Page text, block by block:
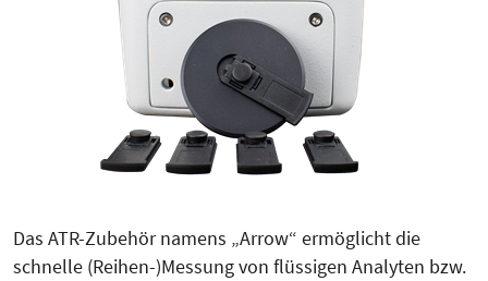
Das ATR-Zubehör namens „Arrow“ ermöglicht die
schnelle (Reihen-)Messung von flüssigen Analyten bzw.